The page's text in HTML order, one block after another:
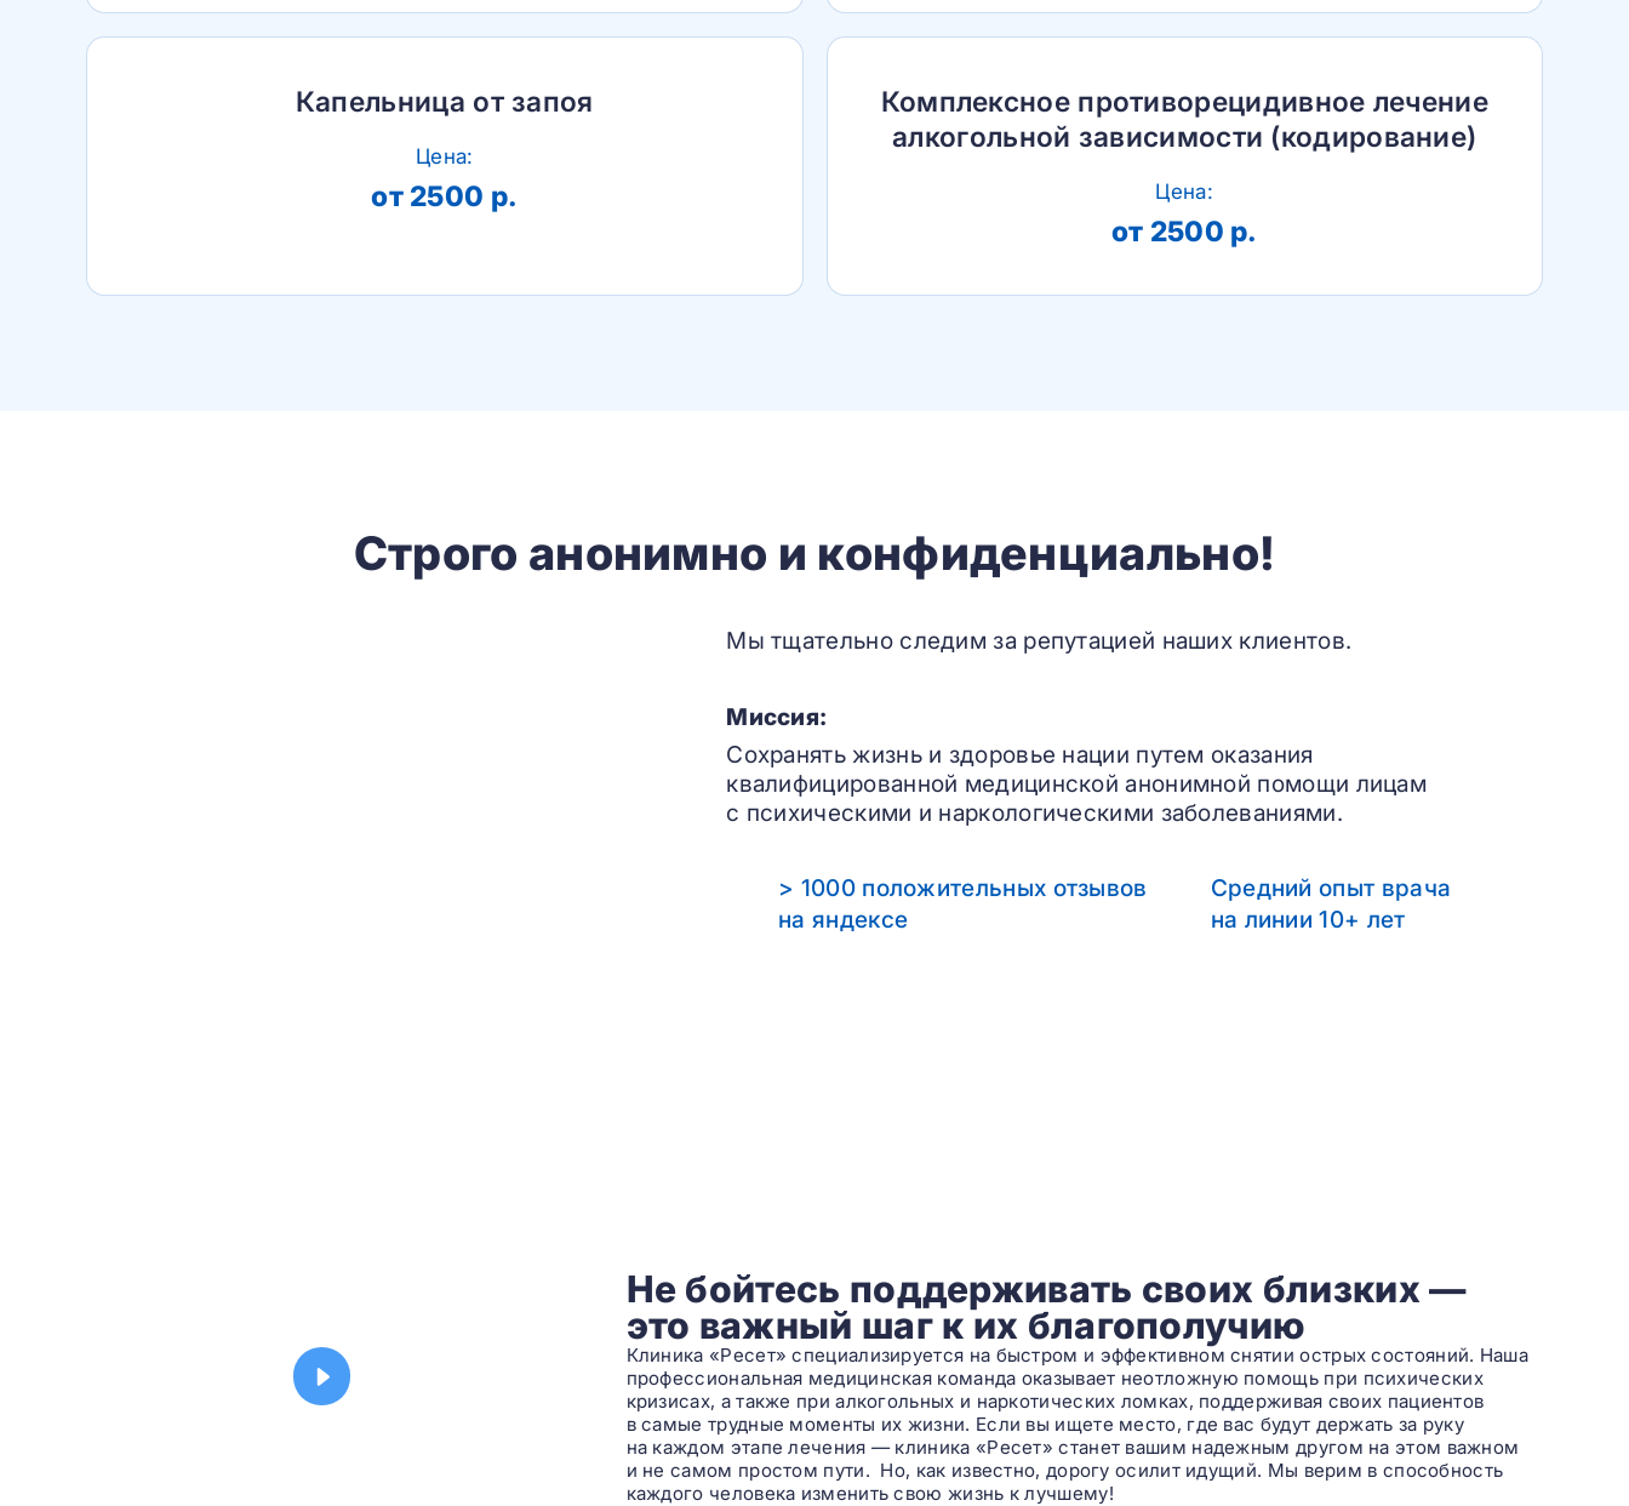
Капельница от запоя
Цена:
от 2500 р.
Комплексное противорецидивное лечение
алкогольной зависимости (кодирование)
Цена:
от 2500 р.
Строго анонимно и конфиденциально!
Мы тщательно следим за репутацией наших клиентов.
Миссия:
Сохранять жизнь и здоровье нации путем оказания
квалифицированной медицинской анонимной помощи лицам
с психическими и наркологическими заболеваниями.
> 1000 положительных отзывов
на яндексе
Средний опыт врача
на линии 10+ лет
Не бойтесь поддерживать своих близких —
это важный шаг к их благополучию
Клиника «Ресет» специализируется на быстром и эффективном снятии острых состояний. Наша
профессиональная медицинская команда оказывает неотложную помощь при психических
кризисах, а также при алкогольных и наркотических ломках, поддерживая своих пациентов
в самые трудные моменты их жизни. Если вы ищете место, где вас будут держать за руку
на каждом этапе лечения — клиника «Ресет» станет вашим надежным другом на этом важном
и не самом простом пути. Но, как известно, дорогу осилит идущий. Мы верим в способность
каждого человека изменить свою жизнь к лучшему!